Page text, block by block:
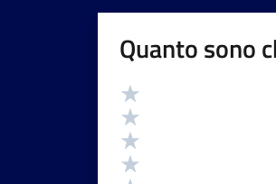
Quanto sono
Valutazione